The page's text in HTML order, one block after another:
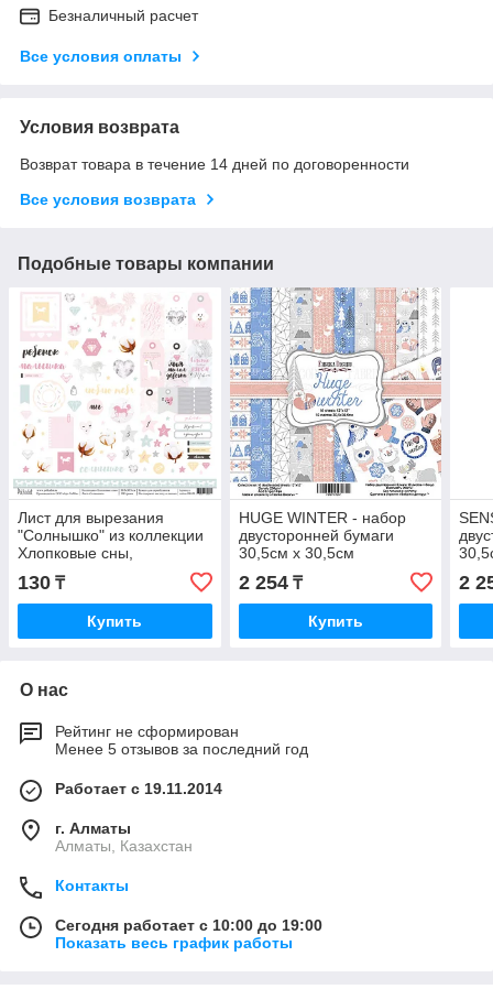
Безналичный расчет
Все условия оплаты
Условия возврата
Возврат товара в течение 14 дней по договоренности
Все условия возврата
Подобные товары компании
Лист для вырезания
"Солнышко" из коллекции
Хлопковые сны,
30,5х30,5см
130 ₸
Купить
HUGE WINTER - набор
двусторонней бумаги
30,5см х 30,5см
2 254₸
Купить
2
О нас
Рейтинг не сформирован
Менее 5 отзывов за последний год
Работает с 19.11.2014
г. Алматы
Алматы, Казахстан
Контакты
Сегодня работает с 10:00 до 19:00
Показать весь график работы